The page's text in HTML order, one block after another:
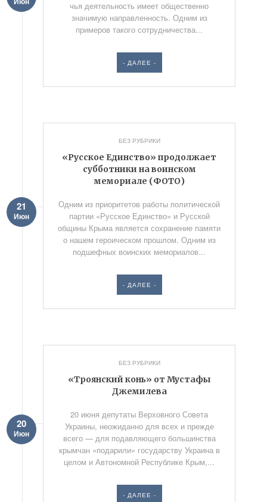
чья деятельность имеет общественно
значимую направленность. Одним из
примеров такого сотрудничества...
- ДАЛЕЕ -
БЕЗ РУБРИКИ
«Русское Единство» продолжает
субботники на воинском
мемориале (ФОТО)
21
Июн
Одним из приоритетов работы политической
партии «Русское Единство» и Русской
общины Крыма является сохранение памяти
о нашем героическом прошлом. Одним из
подшефных воинских мемориалов...
- ДАЛЕЕ -
БЕЗ РУБРИКИ
«Троянский конь» от Мустафы
Джемилева
20
Июн
20 июня депутаты Верховного Совета
Украины, неожиданно для всех и прежде
всего — для подавляющего большинства
крымчан «подарили» государству Украина в
целом и Автономной Республике Крым,...
- ДАЛЕЕ -